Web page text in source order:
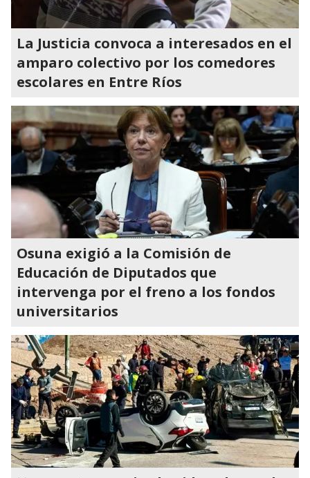
La Justicia convoca a interesados en el
amparo colectivo por los comedores
escolares en Entre Ríos
Osuna exigió a la Comisión de
Educación de Diputados que
intervenga por el freno a los fondos
universitarios